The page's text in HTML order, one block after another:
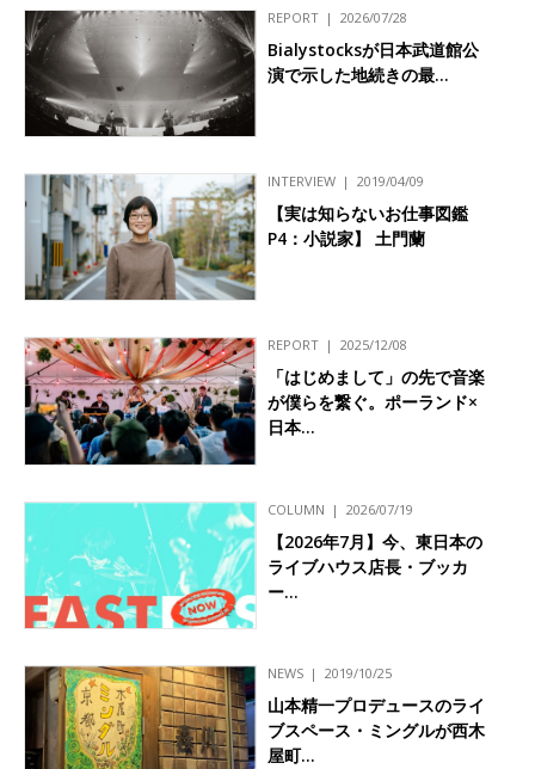
REPORT 2026/07/28
Bialystocksが日本武道館公
演で示した地続きの最…
INTERVIEW 2019/04/09
【実は知らないお仕事図鑑
P4：小説家】 土門蘭
REPORT 2025/12/08
「はじめまして」の先で音楽
が僕らを繋ぐ。ポーランド×
日本…
COLUMN 2026/07/19
【2026年7月】今、東日本の
ライブハウス店長・ブッカ
ー…
NEWS 2019/10/25
山本精一プロデュースのライ
ブスペース・ミングルが西木
屋町…